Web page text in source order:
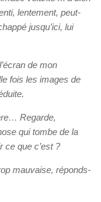
lentement, peut-
jusqu’ici, lui
de mon
fois les images de
Regarde,
qui tombe de la
ce que c’est ?
mauvaise, réponds-